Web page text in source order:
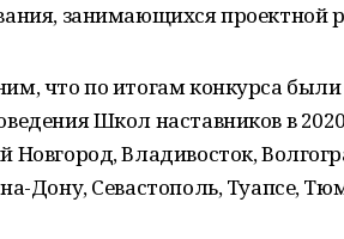
занимающихся проектной
что по итогам конкурса
Школ наставников в
Новгород, Владивосток,
Дону, Севастополь, Туапсе,